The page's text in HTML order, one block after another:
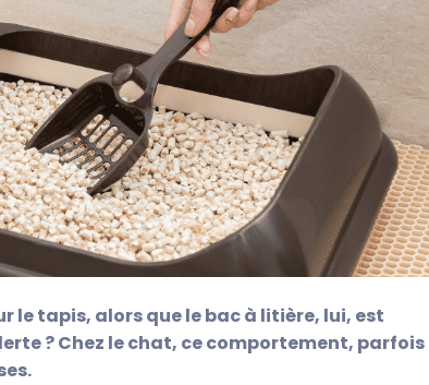
le tapis, alors que le bac à litière, lui, est
? Chez le chat, ce comportement, parfois